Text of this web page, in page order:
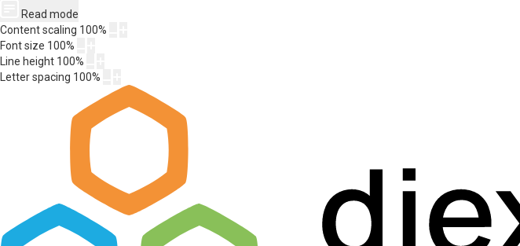
Read mode
Content scaling 100%
Font size 100%
Line height 100%
Letter spacing 100%